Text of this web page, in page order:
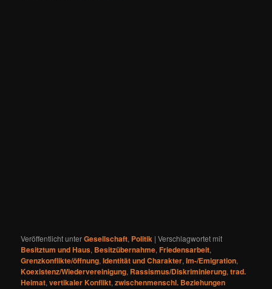
Veröffentlicht unterGesellschaft, Politik |Verschlagwortet mit
Besitztum und Haus, Besitzübernahme,Friedensarbeit,
Grenzkonflikte/öffnung,Identität und Charakter,Im-/Emigration,
Koexistenz/Wiedervereinigung, Rassismus/Diskriminierung,trad.
Heimat,vertikaler Konflikt,zwischenmenschl. Beziehungen